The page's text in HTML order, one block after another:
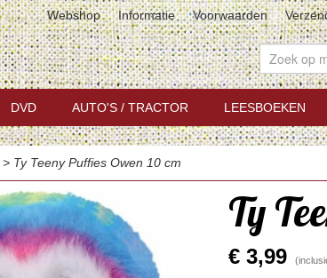
Webshop Informatie Voorwaarden
DVD AUTO'S / TRACTOR LEESBOEKEN
> Ty Teeny Puffies Owen 10 cm
Ty
€ 3,99